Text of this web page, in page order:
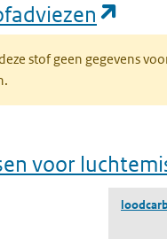
stof geen gegevens
voor